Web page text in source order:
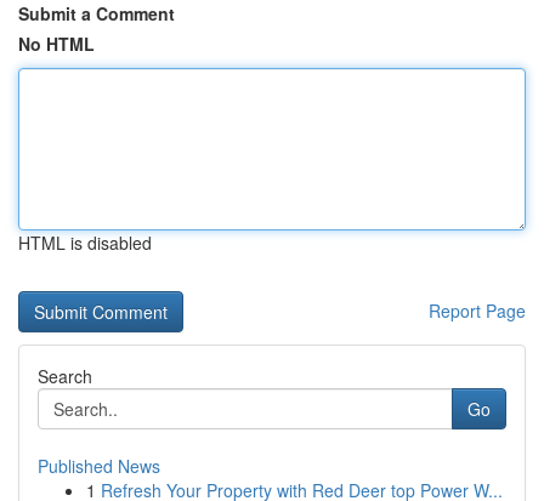
Submit a Comment
No HTML
HTML is disabled
Report Page
Search
Go
Published News
1 Refresh Your Property with Red Deer top Power W...